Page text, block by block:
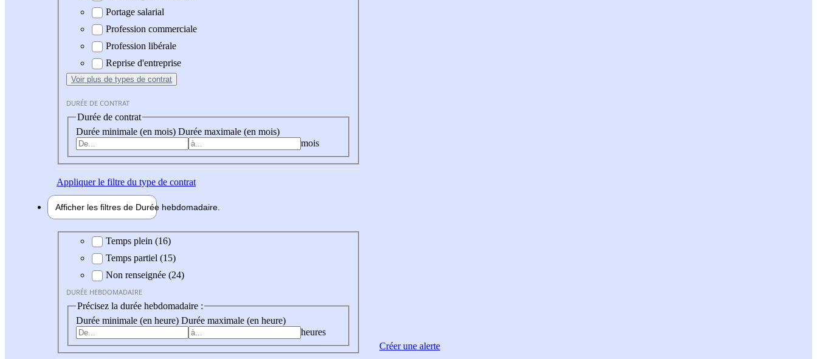
Portage salarial
Profession commerciale
Profession libérale
Reprise d'entreprise
Voir plus de types de contrat
DURÉE DE CONTRAT
Durée de contrat
Durée minimale (en mois) Durée maximale (en mois)
mois
Appliquerle filtre du type de contrat
Afficher les filtres de Durée hebdomadaire
Durée hebdomadaire
Temps plein (16)
Temps partiel (15)
Non renseignée (24)
DURÉE HEBDOMADAIRE
Précisez la durée hebdomadaire :
Durée minimale (en heure) Durée maximale (en heure)
heures
Créer une alerte